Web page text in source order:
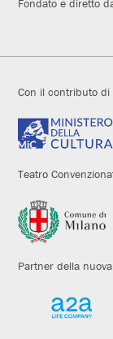
Fondato e diretto
Con il contributo di
Teatro
Partner della